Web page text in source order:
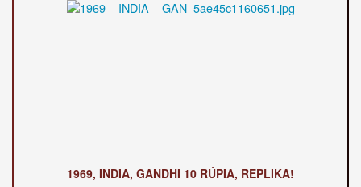
1969, INDIA, GANDHI 10 RÚPIA, REPLIKA!